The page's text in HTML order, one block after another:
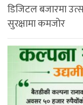
डिजिटल बजारमा
सुरक्षामा कमजोर